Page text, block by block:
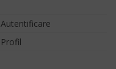
Autentificare
Profil